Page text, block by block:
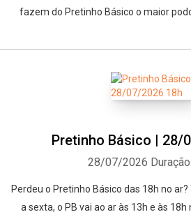
fazem do Pretinho Básico o maior
Pretinho Básico | 28/
28/07/2026
Perdeu o Pretinho Básico das 18h no
a sexta, o PB vai ao ar às 13h e às